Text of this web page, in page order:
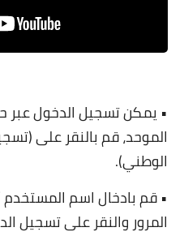
• يمكن تسجيل الدخول عبر
الموحد، قم بالنقر على
الوطني).
• قم بادخال اسم المستخدم
المرور والنقر على تسجيل